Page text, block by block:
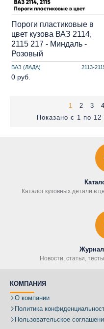
ВАЗ (ЛАДА) 2113-
Пороги пластиковые в
цвет кузова ВАЗ 2114,
2115 217 - Миндаль -
Розовый
0 руб.
1 2 3 4
Показано с 1 по 12
Каталог кузовных детали в
Журнал
Новости, статьи,
КОМПАНИЯ
О компании
Политика
Пользовательское